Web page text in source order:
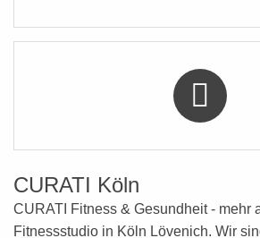
CURATI Köln
CURATI Fitness & Gesundheit - mehr
Fitnessstudio in Köln Lövenich. Wir